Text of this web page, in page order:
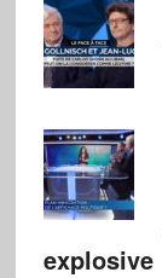
explosive